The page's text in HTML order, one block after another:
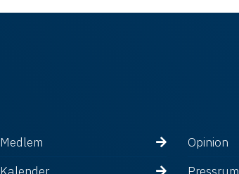
Medlem
Opinion